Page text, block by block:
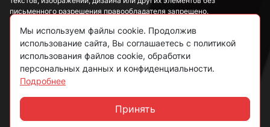
М8
письменного разрешения правообладателя запрещено.
Информация, представленная на сайте, носит исключительно
ознакомительный характер и не может рассматриваться как
публичная оферта в соответствии со ст. 437 ГК РФ.
Политика конфиденциальности
Согласие на обработку данных
Мы используем файлы cookie. Продолжив
использование сайта, Вы соглашаетесь с политикой
использования файлов cookie, обработки
персональных данных и конфиденциальности.
Подробнее
Принять
Чат